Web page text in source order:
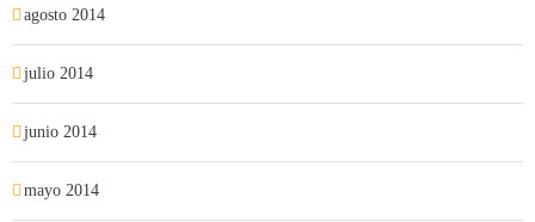
agosto 2014
julio 2014
junio 2014
mayo 2014